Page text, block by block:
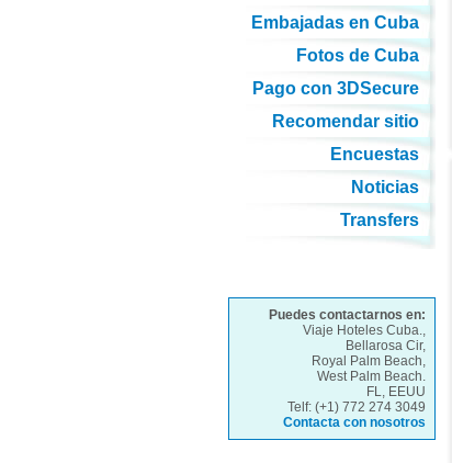
Embajadas en Cuba
Fotos de Cuba
Pago con 3DSecure
Recomendar sitio
Encuestas
Noticias
Transfers
Puedes contactarnos en:
Viaje Hoteles Cuba.,
Bellarosa Cir,
Royal Palm Beach,
West Palm Beach.
FL, EEUU
Telf: (+1) 772 274 3049
Contacta con nosotros